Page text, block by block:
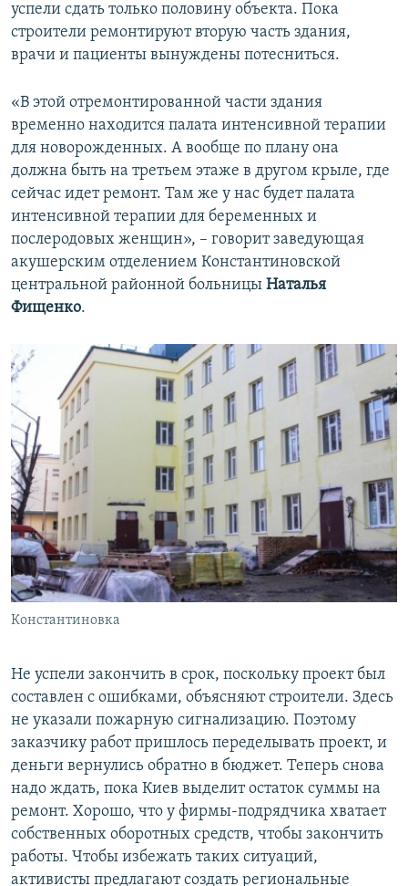
успели сдать только половину объекта. Пока
строители ремонтируют вторую часть здания,
врачи и пациенты вынуждены потесниться.
«В этой отремонтированной части здания
временно находится палата интенсивной терапии
для новорожденных. А вообще по плану она
должна быть на третьем этаже в другом крыле, где
сейчас идет ремонт. Там же у нас будет палата
интенсивной терапии для беременных и
послеродовых женщин», – говорит заведующая
акушерским отделением Константиновской
центральной районной больницы Наталья
Фищенко.
Константиновка
Не успели закончить в срок, поскольку проект был
составлен с ошибками, объясняют строители. Здесь
не указали пожарную сигнализацию. Поэтому
заказчику работ пришлось переделывать проект, и
деньги вернулись обратно в бюджет. Теперь снова
надо ждать, пока Киев выделит остаток суммы на
ремонт. Хорошо, что у фирмы-подрядчика хватает
собственных оборотных средств, чтобы закончить
работы. Чтобы избежать таких ситуаций,
активисты предлагают создать региональные